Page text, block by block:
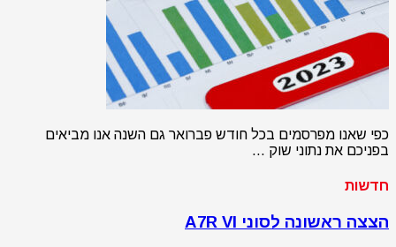
כפי שאנו מפרסמים בכל חודש פברואר גם השנה אנו מביאים
בפניכם את נתוני שוק …
חדשות
הצצה ראשונה לסוני A7R VI